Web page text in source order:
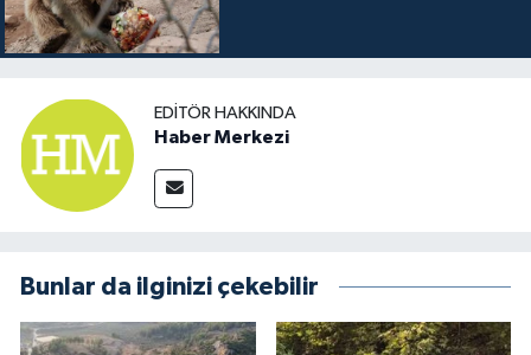
EDITÖR HAKKINDA
Haber Merkezi
Bunlar da ilginizi çekebilir